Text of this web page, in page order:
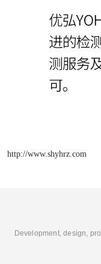
http://www.shyhrz.com
Development, design,